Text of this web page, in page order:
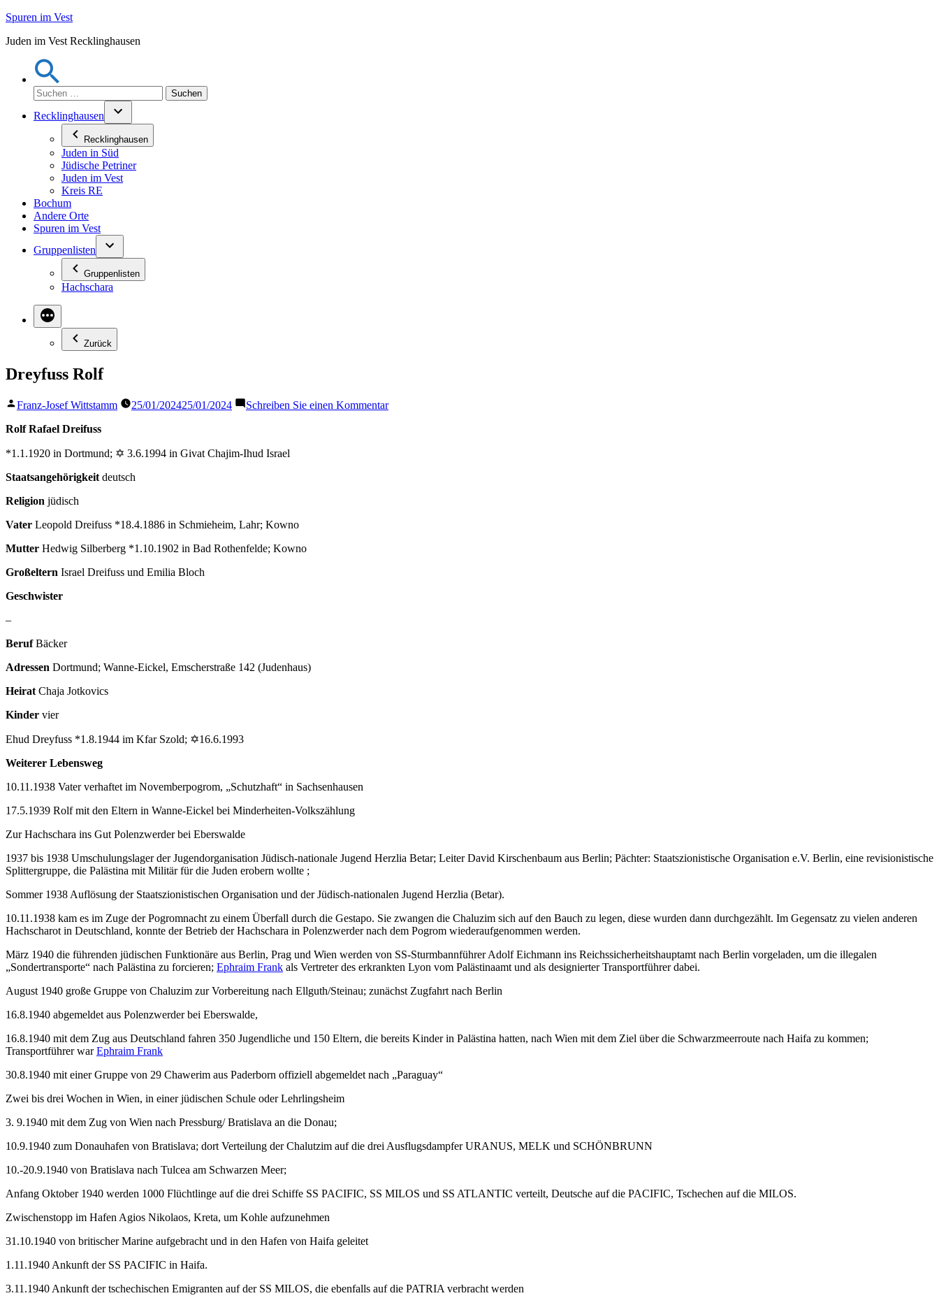
Zum
springen
Spuren im Vest
Juden im Vest Recklinghausen
Suchen
nach:
Recklinghausen
Recklinghausen
Juden in Süd
Jüdische Petriner
Juden im Vest
Kreis RE
Bochum
Andere Orte
Spuren im Vest
Gruppenlisten
Gruppenlisten
Hachschara
Zurück
Dreyfuss Rolf
Veröffentlicht
Franz-Josef Wittstamm 25/01/202425/01/2024 Schreiben Sie einen Kommentarzu
Rolf Rafael Dreifuss
*1.1.1920 in Dortmund; ✡ 3.6.1994 in Givat Chajim-Ihud Israel
Staatsangehörigkeit deutsch
Religion jüdisch
Vater Leopold Dreifuss *18.4.1886 in Schmieheim, Lahr; Kowno
Mutter Hedwig Silberberg *1.10.1902 in Bad Rothenfelde; Kowno
Großeltern Israel Dreifuss und Emilia Bloch
Geschwister
–
BerufBäcker
Adressen Dortmund; Wanne-Eickel, Emscherstraße 142 (Judenhaus)
Heirat Chaja Jotkovics
Kinder vier
Ehud Dreyfuss *1.8.1944 im Kfar Szold; ✡16.6.1993
Weiterer Lebensweg
10.11.1938 Vater verhaftet im Novemberpogrom, „Schutzhaft“ in Sachsenhausen
17.5.1939 Rolf mit den Eltern in Wanne-Eickel bei Minderheiten-Volkszählung
Zur Hachschara ins Gut Polenzwerder bei Eberswalde
1937 bis 1938 Umschulungslager der Jugendorganisation Jüdisch-nationale Jugend Herzlia Betar; Leiter David Kirschenbaum aus Berlin; Pächter: Staatszionistische Organisation e.V. Berlin, eine revisionistische
Splittergruppe, die Palästina mit Militär für die Juden erobern wollte ;
Sommer 1938 Auflösung der Staatszionistischen Organisation und der Jüdisch-nationalen Jugend Herzlia (Betar).
10.11.1938 kam es im Zuge der Pogromnacht zu einem Überfall durch die Gestapo. Sie zwangen die Chaluzim sich auf den Bauch zu legen, diese wurden dann durchgezählt. Im Gegensatz zu vielen anderen
Hachscharot in Deutschland, konnte der Betrieb der Hachschara in Polenzwerder nach dem Pogrom wiederaufgenommen werden.
März 1940 die führenden jüdischen Funktionäre aus Berlin, Prag und Wien werden von SS-Sturmbannführer Adolf Eichmann ins Reichssicherheitshauptamt nach Berlin vorgeladen, um die illegalen
„Sondertransporte“ nach Palästina zu forcieren; Ephraim Frank als Vertreter des erkrankten Lyon vom Palästinaamt und als designierter Transportführer dabei.
August 1940 große Gruppe von Chaluzim zur Vorbereitung nach Ellguth/Steinau; zunächst Zugfahrt nach Berlin
16.8.1940 abgemeldet aus Polenzwerder bei Eberswalde,
16.8.1940 mit dem Zug aus Deutschland fahren 350 Jugendliche und 150 Eltern, die bereits Kinder in Palästina hatten, nach Wien mit dem Ziel über die Schwarzmeerroute nach Haifa zu kommen;
Transportführer warEphraim Frank
30.8.1940 mit einer Gruppe von 29 Chawerim aus Paderborn offiziell abgemeldet nach „Paraguay“
Zwei bis drei Wochen in Wien, in einer jüdischen Schule oder Lehrlingsheim
3. 9.1940 mit dem Zug von Wien nach Pressburg/ Bratislava an die Donau;
10.9.1940 zum Donauhafen von Bratislava; dort Verteilung der Chalutzim auf die drei Ausflugsdampfer URANUS, MELK und SCHÖNBRUNN
10.-20.9.1940 von Bratislava nach Tulcea am Schwarzen Meer;
Anfang Oktober 1940 werden 1000 Flüchtlinge auf die drei Schiffe SS PACIFIC, SS MILOS und SS ATLANTIC verteilt, Deutsche auf die PACIFIC, Tschechen auf die MILOS.
Zwischenstopp im Hafen Agios Nikolaos, Kreta, um Kohle aufzunehmen
31.10.1940 von britischer Marine aufgebracht und in den Hafen von Haifa geleitet
1.11.1940 Ankunft der SS PACIFIC in Haifa.
3.11.1940 Ankunft der tschechischen Emigranten auf der SS MILOS, die ebenfalls auf die PATRIA verbracht werden